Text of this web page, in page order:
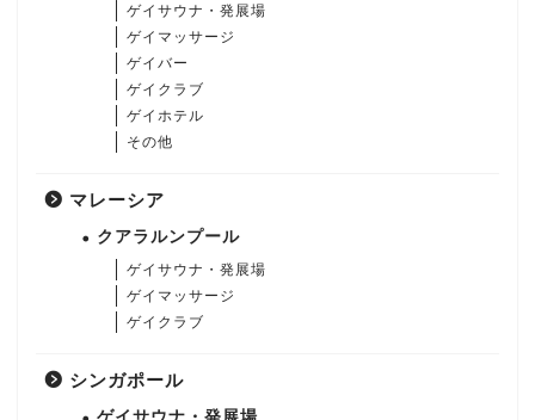
ゲイサウナ・発展場
ゲイマッサージ
ゲイバー
ゲイクラブ
ゲイホテル
その他
マレーシア
クアラルンプール
ゲイサウナ・発展場
ゲイマッサージ
ゲイクラブ
シンガポール